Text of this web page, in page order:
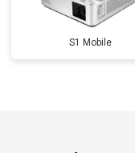
S1 Mobile